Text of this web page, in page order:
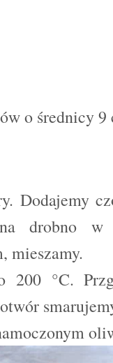
o średnicy 9
Dodajemy
drobno w
mieszamy.
200 °C.